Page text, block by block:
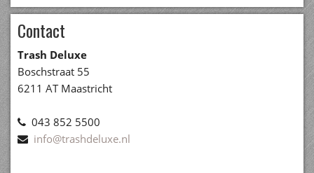
Contact
Trash Deluxe
Boschstraat 55
6211 AT Maastricht
043 852 5500
info@trashdeluxe.nl